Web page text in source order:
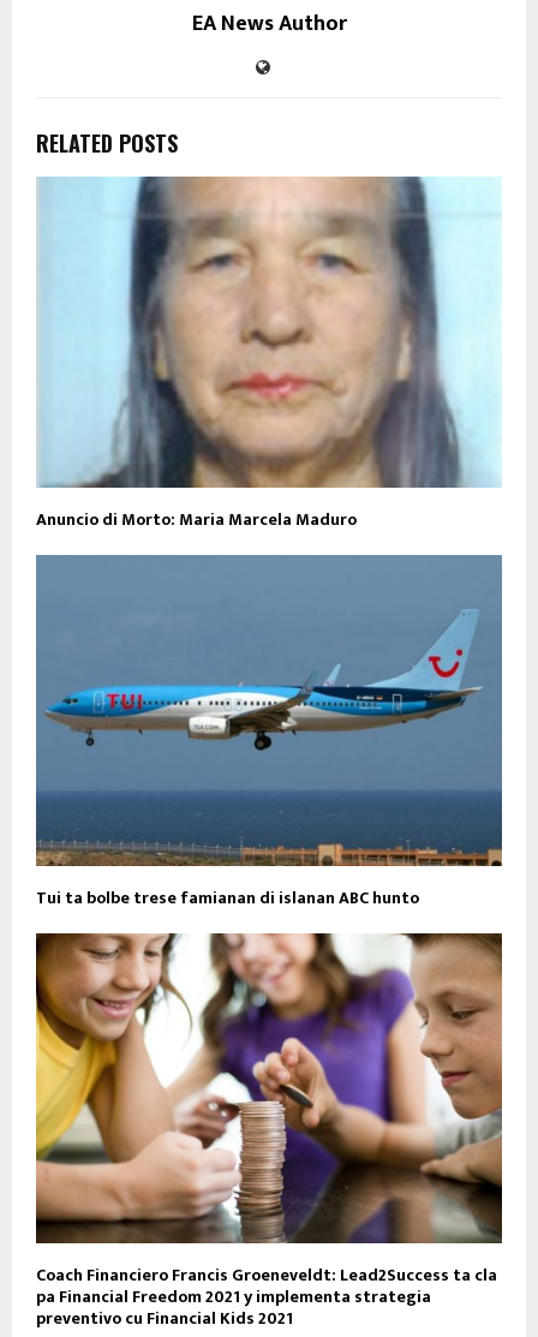
EA News Author
RELATED POSTS
Anuncio di Morto: Maria Marcela Maduro
Tui ta bolbe trese famianan di islanan ABC hunto
Coach Financiero Francis Groeneveldt: Lead2Success ta cla
pa Financial Freedom 2021 y implementa strategia
preventivo cu Financial Kids 2021